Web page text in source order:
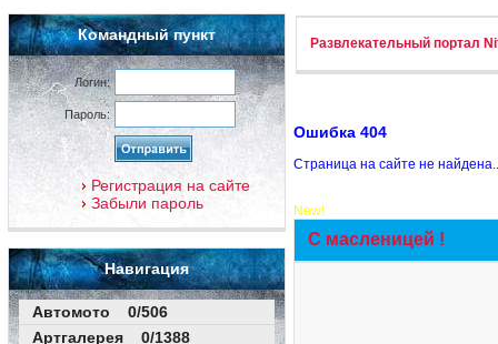
Командный пункт
Логин:
Пароль:
Регистрация на сайте
Забыли пароль
Навигация
Автомото 0/506
Артгалерея 0/1388
Развлекательный портал
Ошибка 404
Страница на сайте не
New!
С масленицей !